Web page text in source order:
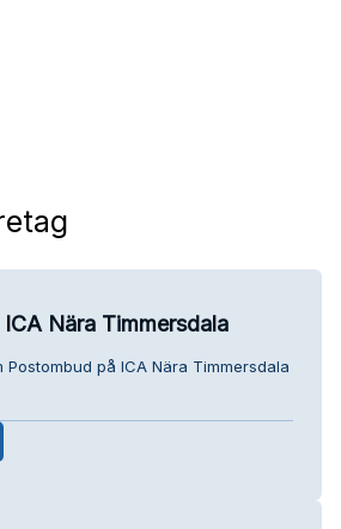
Nära Timmersdala
Postombud på ICA Nära Timmersdala